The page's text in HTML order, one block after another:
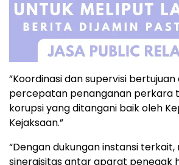
”Koordinasi dan supervisi
percepatan penanganan perkara
korupsi yang ditangani baik oleh
Kejaksaan.”
“Dengan dukungan instansi terkait,
sinergisitas antar aparat penegak